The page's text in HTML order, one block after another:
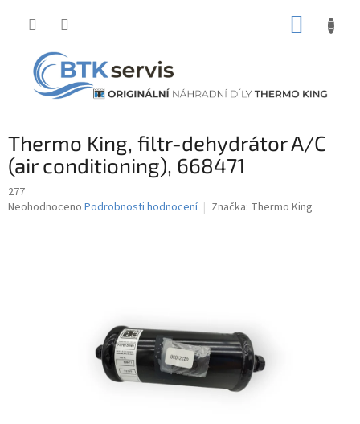
Thermo King, filtr-dehydrátor A/C
(air conditioning), 668471
277
Průměrné
Neohodnoceno Podrobnosti hodnocení Značka: Thermo King